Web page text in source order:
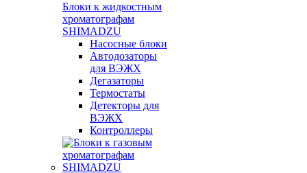
Блоки к жидкостным
хроматографам
SHIMADZU
Насосные блоки
Автодозаторы
для ВЭЖХ
Дегазаторы
Термостаты
Детекторы для
ВЭЖХ
Контроллеры